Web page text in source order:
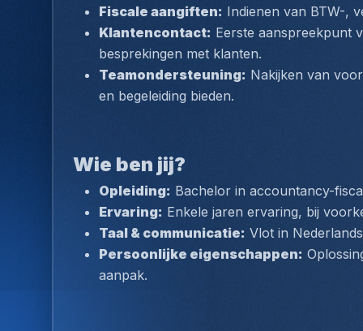
Fiscale aangiften: Indienen van BTW-,
Klantencontact: Eerste aanspreekpunt
besprekingen met klanten.
Teamondersteuning: Nakijken van
en begeleiding bieden.
Wie ben jij?
Opleiding: Bachelor in accountancy-
Ervaring: Enkele jaren ervaring, bij
Taal & communicatie: Vlot in
Persoonlijke eigenschappen:
aanpak.